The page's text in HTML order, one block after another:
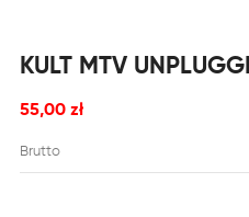
KULT MTV
55,00 zł
Brutto